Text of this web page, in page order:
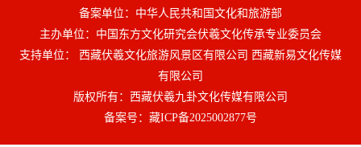
备案单位：中华人民共和国文化和旅游部
主办单位：中国东方文化研究会伏羲文化传承专业委员会
支持单位： 西藏伏羲文化旅游风景区有限公司 西藏新易文化传媒
有限公司
版权所有：西藏伏羲九卦文化传媒有限公司
备案号： 藏ICP备2025002877号